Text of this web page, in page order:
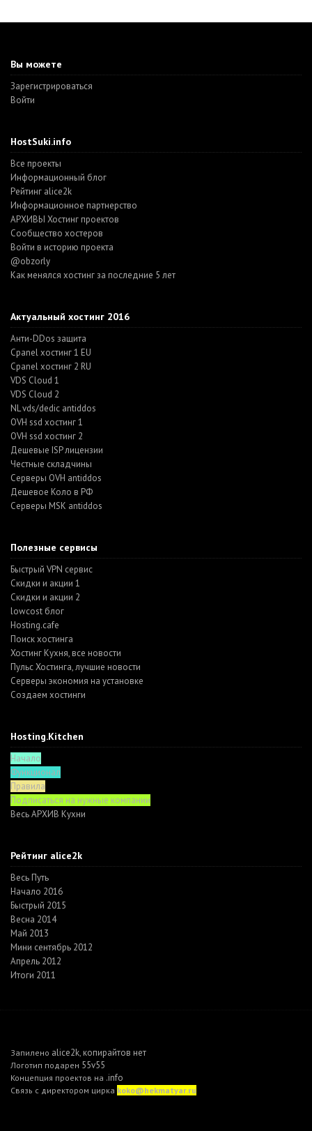
Вы можете
Зарегистрироваться
Войти
HostSuki.info
Все проекты
Информационный блог
Рейтинг alice2k
Информационное партнерство
АРХИВЫ Хостинг проектов
Cообщество хостеров
Войти в историю проекта
@obzorly
Как менялся хостинг за последние 5 лет
Актуальный хостинг 2016
Анти-DDos защита
Cpanel хостинг 1 EU
Cpanel хостинг 2 RU
VDS Cloud 1
VDS Cloud 2
NL vds/dedic antiddos
OVH ssd хостинг 1
OVH ssd хостинг 2
Дешевые ISP лицензии
Честные складчины
Серверы OVH antiddos
Дешевое Коло в РФ
Серверы MSK antiddos
Полезные сервисы
Быстрый VPN сервис
Скидки и акции 1
Скидки и акции 2
lowcost блог
Hosting.cafe
Поиск хостинга
Хостинг Кухня, все новости
Пульс Хостинга, лучшие новости
Серверы экономия на установке
Создаем хостинги
Hosting.Kitchen
Начало
Функционал
Правила
Подписаться на нужные компании
Весь АРХИВ Кухни
Рейтинг alice2k
Весь Путь
Начало 2016
Быстрый 2015
Весна 2014
Май 2013
Мини сентябрь 2012
Апрель 2012
Итоги 2011
Запилено alice2k, копирайтов нет
Логотип подарен 55v55
Концепция проектов на .info
Связь с директором цирка koko@hekmatyar.ru